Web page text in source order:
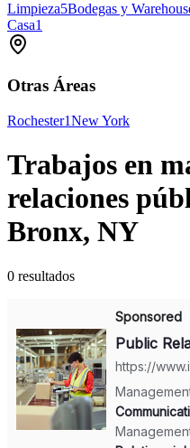
Limpieza5Bodegas y
Casa1
Otras Áreas
Rochester1New York
Trabajos en
relaciones
Bronx, NY
0 resultados